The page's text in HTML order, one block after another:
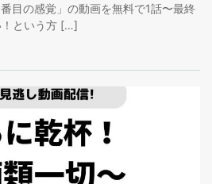
目の感覚」の動画を無料で1話〜最終
！という方 […]